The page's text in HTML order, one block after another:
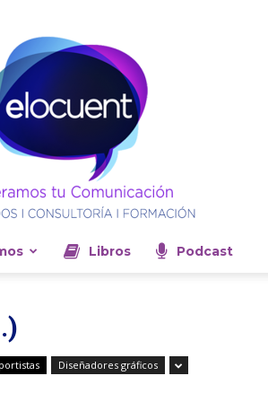
Libros Podcast
Diseñadores gráficos